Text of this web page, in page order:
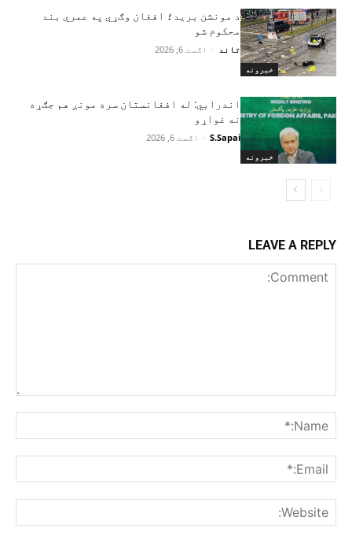
خبرونه
د مونشن برید؛ افغان وګړي په عمري بند
محکوم شو
تاند - اګست 6, 2026
خبرونه
اندرابي: له افغانستان سره مونږ هم جګړه
نه غواړو
S.Sapai
- اګست 6, 2026
LEAVE A REPLY